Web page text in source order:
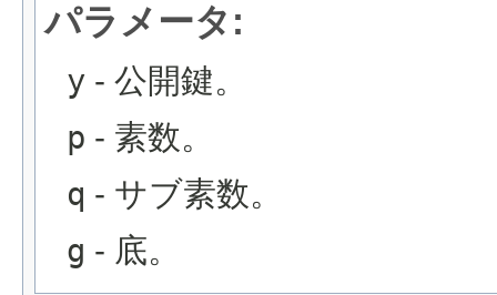
パラメータ:
y - 公開鍵。
p - 素数。
q - サブ素数。
g - 底。